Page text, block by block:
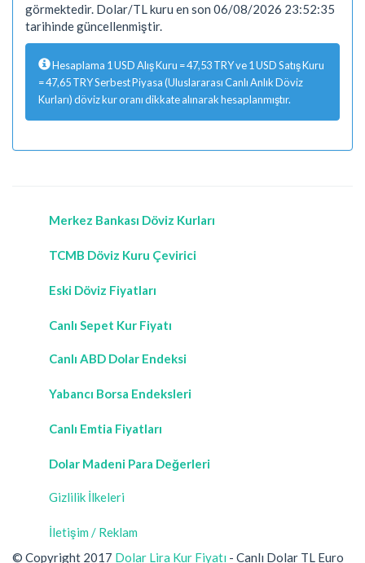
görmektedir. Dolar/TL kuru en son 06/08/2026 23:52:35
tarihinde güncellenmiştir.
Hesaplama 1 USD Alış Kuru = 47,53 TRY ve 1 USD Satış Kuru
= 47,65 TRY Serbest Piyasa (Uluslararası Canlı Anlık Döviz
Kurları) döviz kur oranı dikkate alınarak hesaplanmıştır.
Merkez Bankası Döviz Kurları
TCMB Döviz Kuru Çevirici
Eski Döviz Fiyatları
Canlı Sepet Kur Fiyatı
Canlı ABD Dolar Endeksi
Yabancı Borsa Endeksleri
Canlı Emtia Fiyatları
Dolar Madeni Para Değerleri
Gizlilik İlkeleri
İletişim / Reklam
© Copyright 2017 Dolar Lira Kur Fiyatı - Canlı Dolar TL Euro